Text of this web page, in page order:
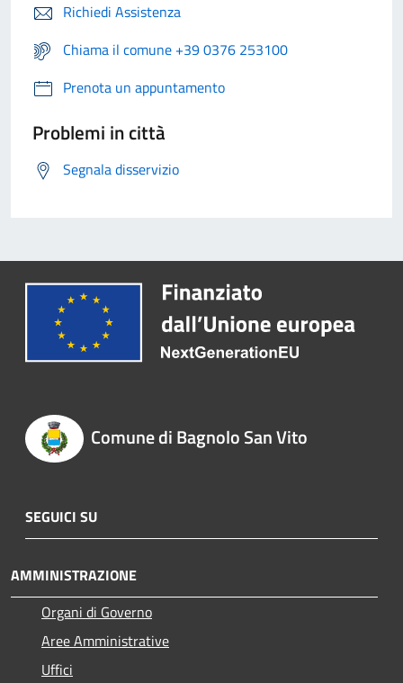
Richiedi Assistenza
Chiama il comune +39 0376 253100
Prenota un appuntamento
Problemi in città
Segnala disservizio
Comune di Bagnolo San Vito
SEGUICI SU
AMMINISTRAZIONE
Organi di Governo
Aree Amministrative
Uffici